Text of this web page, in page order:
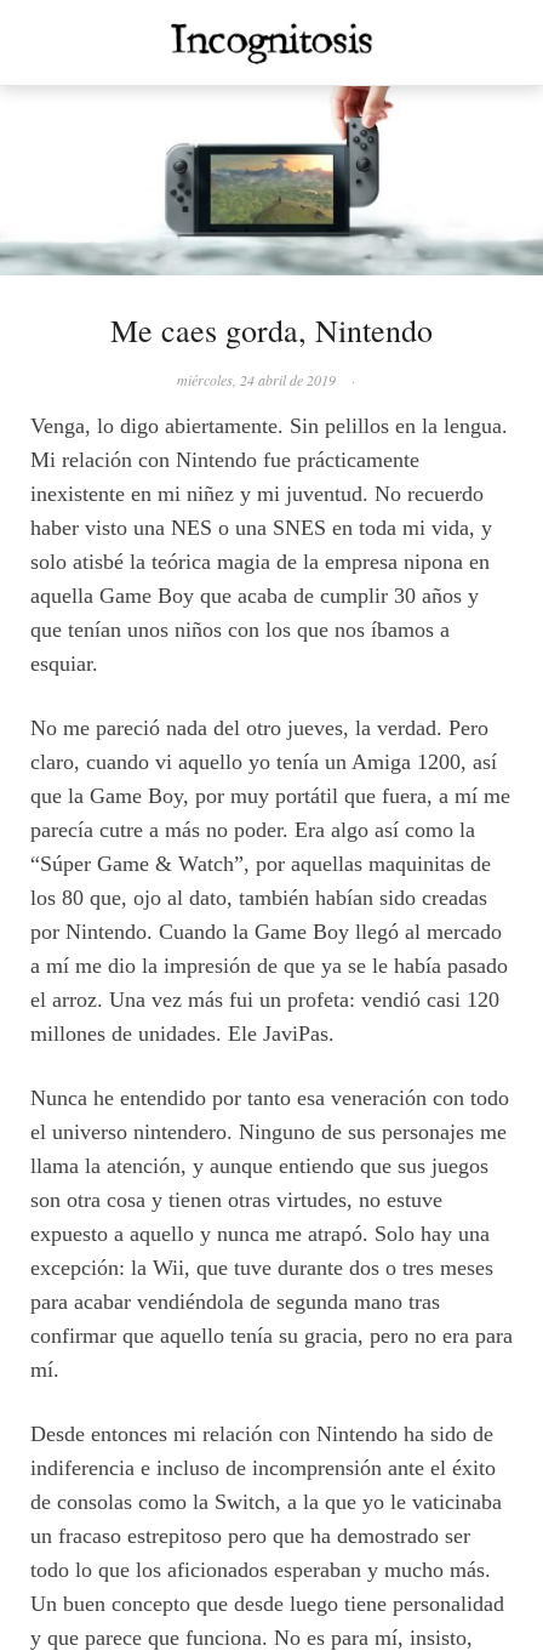
Me caes gorda, Nintendo
miércoles, 24 abril de 2019 ·
Venga, lo digo abiertamente. Sin pelillos en la lengua.
Mi relación con Nintendo fue prácticamente
inexistente en mi niñez y mi juventud. No recuerdo
haber visto una NES o una SNES en toda mi vida, y
solo atisbé la teórica magia de la empresa nipona en
aquella Game Boy que acaba de cumplir 30 años y
que tenían unos niños con los que nos íbamos a
esquiar.
No me pareció nada del otro jueves, la verdad. Pero
claro, cuando vi aquello yo tenía un Amiga 1200, así
que la Game Boy, por muy portátil que fuera, a mí me
parecía cutre a más no poder. Era algo así como la
“Súper Game & Watch”, por aquellas maquinitas de
los 80 que, ojo al dato, también habían sido creadas
por Nintendo. Cuando la Game Boy llegó al mercado
a mí me dio la impresión de que ya se le había pasado
el arroz. Una vez más fui un profeta: vendió casi 120
millones de unidades. Ele JaviPas.
Nunca he entendido por tanto esa veneración con todo
el universo nintendero. Ninguno de sus personajes me
llama la atención, y aunque entiendo que sus juegos
son otra cosa y tienen otras virtudes, no estuve
expuesto a aquello y nunca me atrapó. Solo hay una
excepción: la Wii, que tuve durante dos o tres meses
para acabar vendiéndola de segunda mano tras
confirmar que aquello tenía su gracia, pero no era para
mí.
Desde entonces mi relación con Nintendo ha sido de
indiferencia e incluso de incomprensión ante el éxito
de consolas como la Switch, a la que yo le vaticinaba
un fracaso estrepitoso pero que ha demostrado ser
todo lo que los aficionados esperaban y mucho más.
Un buen concepto que desde luego tiene personalidad
y que parece que funciona. No es para mí, insisto,